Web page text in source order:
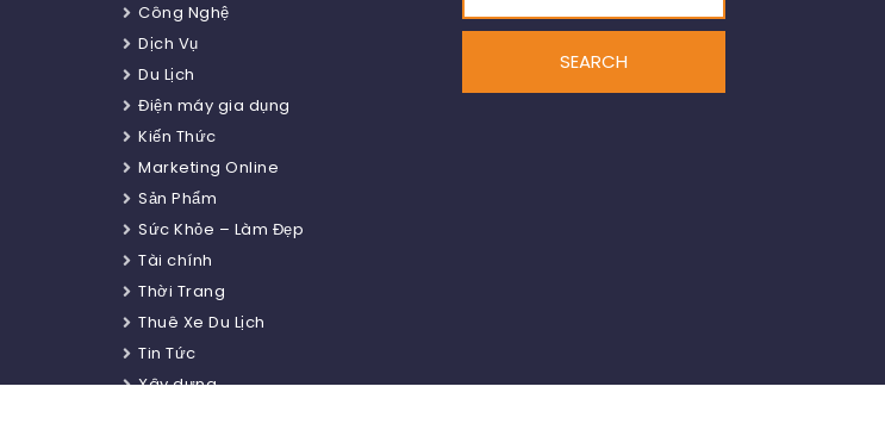
Công Nghệ
Dịch Vụ
Du Lịch
Điện máy gia dụng
Kiến Thức
Marketing Online
Sản Phẩm
Sức Khỏe – Làm Đẹp
Tài chính
Thời Trang
Thuê Xe Du Lịch
Tin Tức
Xây dựng